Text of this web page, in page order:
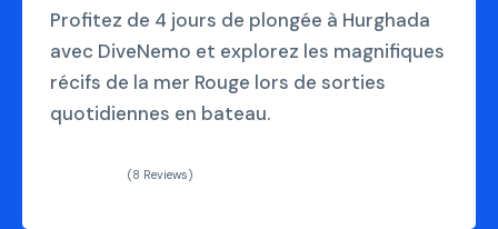
Profitez de 4 jours de plongée à Hurghada
avec DiveNemo et explorez les magnifiques
récifs de la mer Rouge lors de sorties
quotidiennes en bateau.
(8 Reviews)